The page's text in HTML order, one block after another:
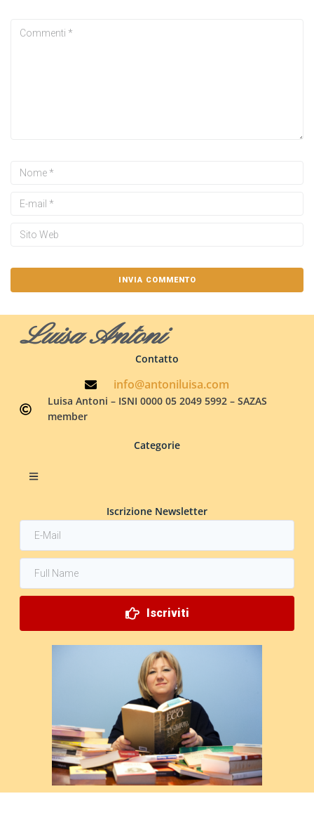
Luisa Antoni
Contatto
info@antoniluisa.com
Luisa Antoni – ISNI 0000 05 2049 5992 – SAZAS
member
Categorie
Iscrizione Newsletter
Iscriviti